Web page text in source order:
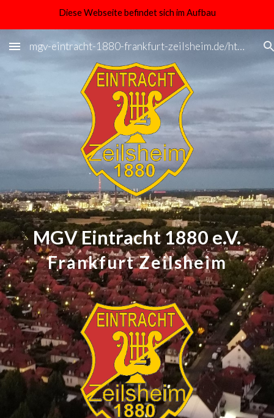
Diese Webseite befindet sich im Aufbau
mgv-eintracht-1880-frankfurt-zeilsheim.de/http://www.mgv-eintracht-1880-frankfurt-zeilsheim.de/
MGV Eintracht 1880 e.V.
Frankfurt Zeilsheim